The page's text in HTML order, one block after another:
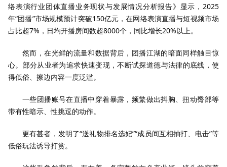
络表演行业团体直播业务现状与发展情况分析报告》显示，2025
年“团播”市场规模预计突破150亿元，在网络表演直播与短视频市场
占比超7%，日均开播房间数超8000个，同比增长20%以上。
然而，在光鲜的流量和数据背后，团播江湖的暗面同样触目惊
心。部分从业者为追求快速变现，不断试探道德与法律的底线，使
得低俗、擦边内容一度泛滥。
一些团播账号在直播中穿着暴露，频繁做出抖胸、扭动臀部等
带有性暗示、性挑逗的动作。
更有甚者，发明了“送礼物排名选妃”“成员间互相抽打、电击”等
低俗玩法诱导打赏。